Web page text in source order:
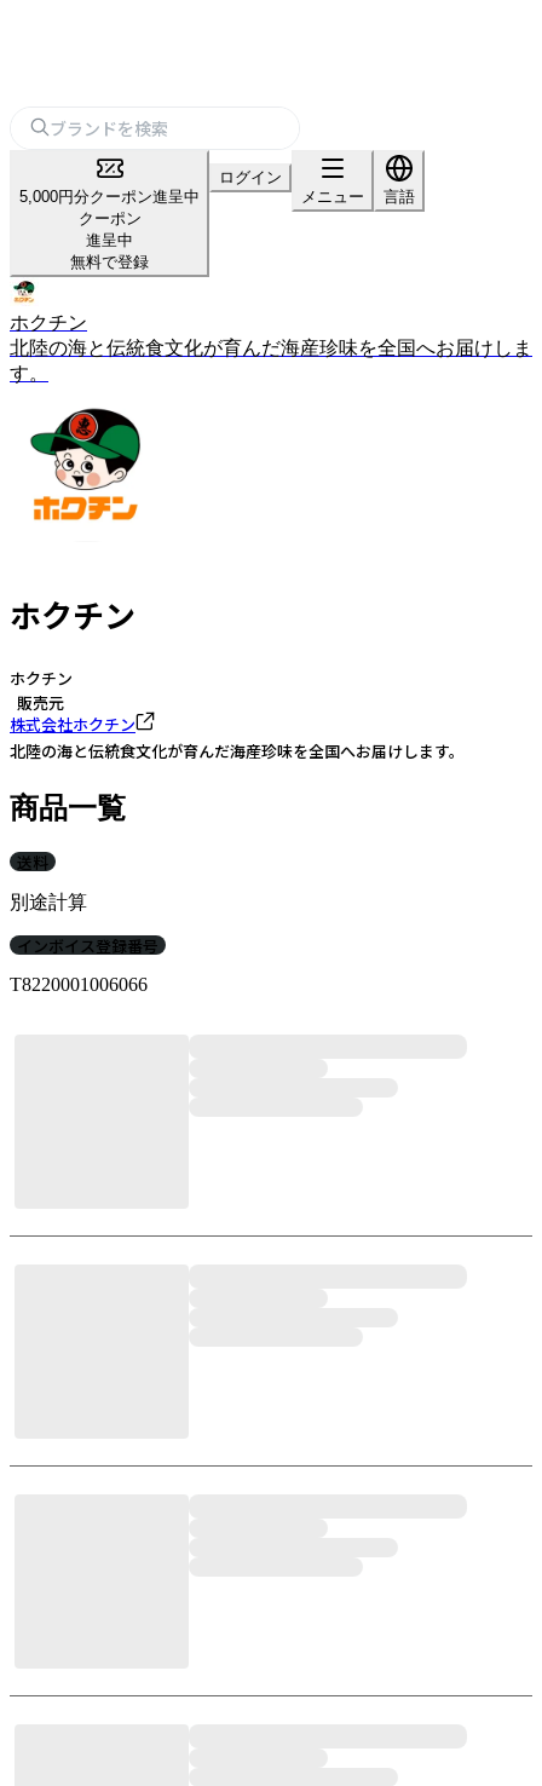
5,000円分クーポン進呈中
クーポン
進呈中
無料で登録
ログイン
メニュー
言語
ホクチン
北陸の海と伝統食文化が育んだ海産珍味を全国へお届けしま
す。
ホクチン
ホクチン
販売元
株式会社ホクチン
北陸の海と伝統食文化が育んだ海産珍味を全国へお届けします。
商品一覧
送料
別途計算
インボイス登録番号
T8220001006066